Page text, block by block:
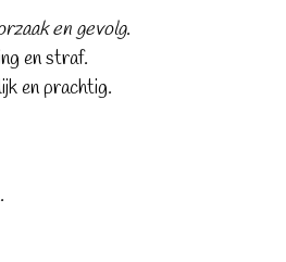
en gevolg.
en straf.
en prachtig.